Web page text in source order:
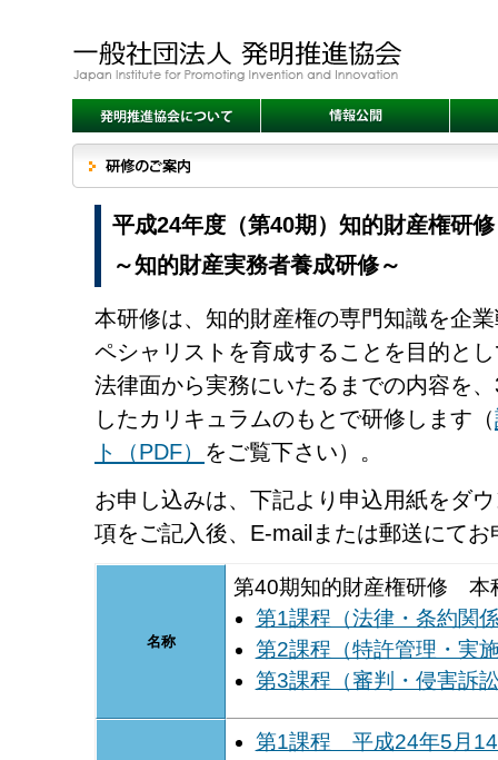
平成24年度（第40期）知的財産権研
～知的財産実務者養成研修～
本研修は、知的財産権の専門知識を企
ペシャリストを育成することを目的と
法律面から実務にいたるまでの内容を
したカリキュラムのもとで研修します（
ト（PDF） をご覧下さい）。
お申し込みは、下記より申込用紙をダ
項をご記入後、E-mailまたは郵送にて
名称
第40期知的財産権研修 本
第1課程（法律・条約関
第2課程（特許管理・実
第3課程（審判・侵害訴
第1課程 平成24年5月